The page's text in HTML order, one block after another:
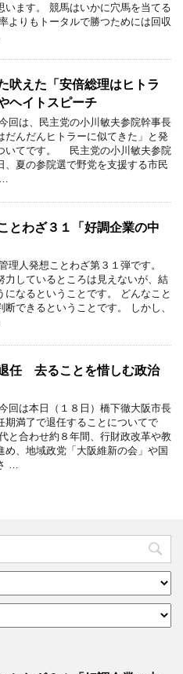
います。 競馬はいかに穴馬を当てる
よりもトータルで勝つためには回収
吠えた「安倍総理はヒトラ
ヘイトスピーチ
回は、民主党の小川敏夫参院幹事長
だんだんヒトラーに似てきた」と発
いてです。 民主党の小川敏夫参院
、夏の参院選で野党を支援する市民
…
とわざ３１「好調企業の中
理人発想ことわざ第３１弾です。
力しているところは見えないが、結
になるということです。 どんなこと
断できるということです。 しかし、
任 去ることを惜しむ政治
回は本日（１８日）橋下徹大阪市長
期満了で退任することについてで
と合わせ約８年間、行財政改革や教
め、地域政党「大阪維新の会」や国
…